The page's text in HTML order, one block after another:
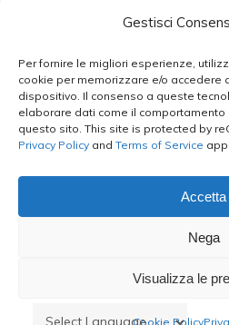
Gestisci
Per fornire le migliori esperienze,
cookie per memorizzare e/o accedere
dispositivo. Il consenso a queste
elaborare dati come il comportamento
questo sito. This site is protected by
Privacy Policy and Terms of Service
Accetta
Nega
Visualizza le
Cookie Policy
Condizioni|
facebook instagram
email
Le Bontà del